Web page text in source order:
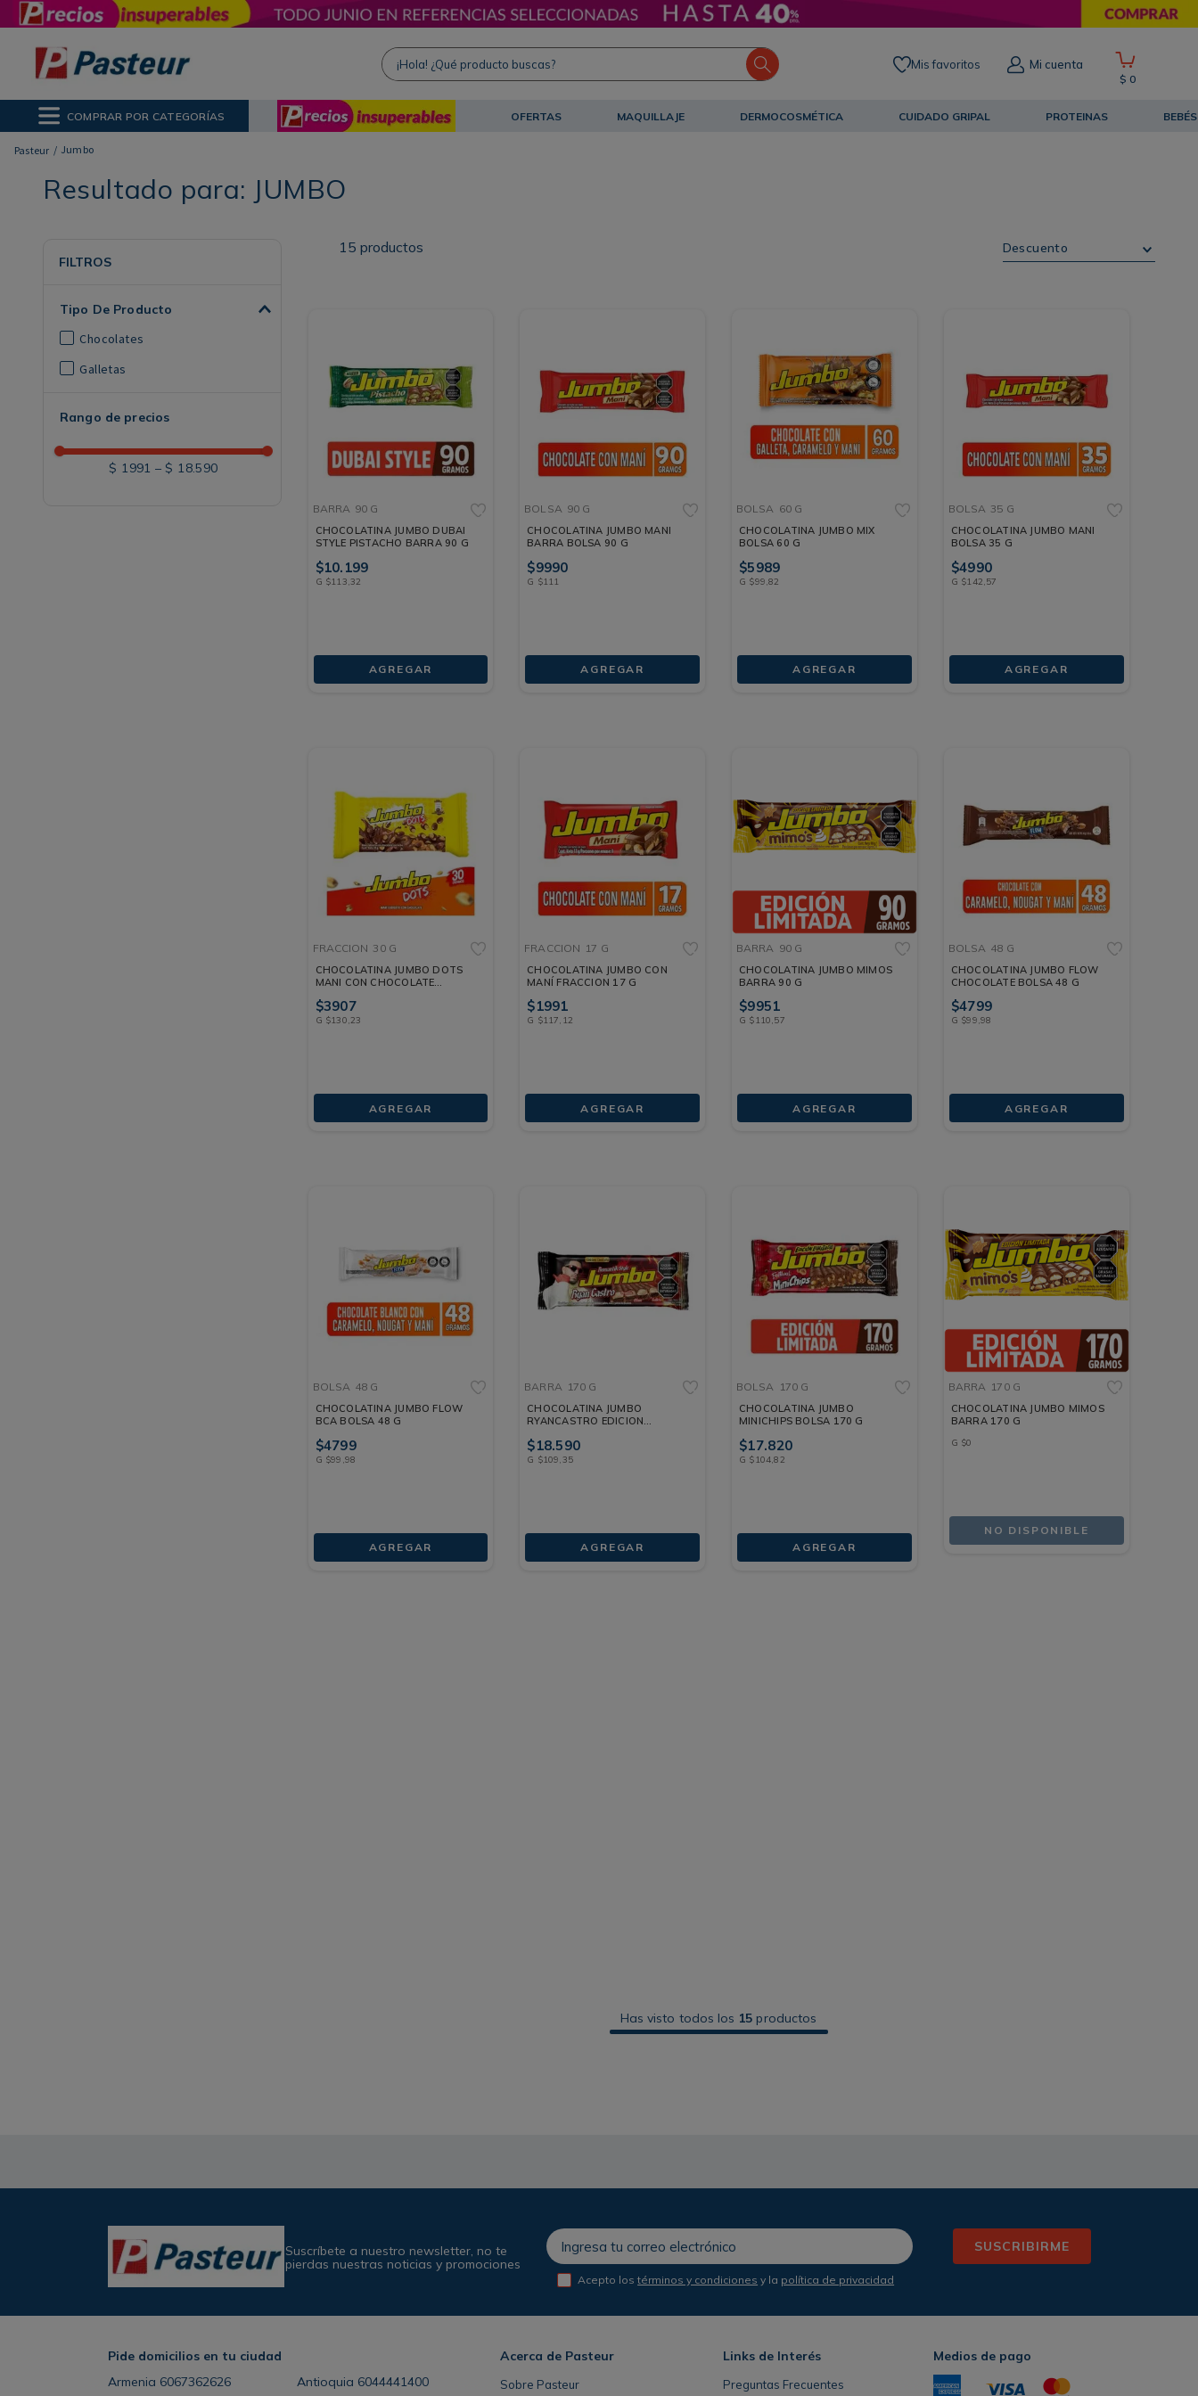
¡Hola! ¿Qué producto buscas?
Mis favoritos Mi cuenta
$ 0
COMPRAR POR CATEGORÍAS OFERTAS MAQUILLAJE DERMOCOSMÉTICA CUIDADO GRIPAL PROTEINAS BEBÉS
Jumbo
Resultado para: JUMBO
FILTROS
Tipo De Producto
Chocolates
Galletas
Rango de precios
$ 1991 – $ 18.590
15 productos Descuento
BARRA 90 G
CHOCOLATINA JUMBO DUBAI
STYLE PISTACHO BARRA 90 G
$10. 199
G $113,32
AGREGAR
BOLSA 90 G
CHOCOLATINA JUMBO MANI
BARRA BOLSA 90 G
$9990
G $111
AGREGAR
BOLSA 60 G
CHOCOLATINA JUMBO MIX
BOLSA 60 G
$5989
G $99,82
AGREGAR
BOLSA 35 G
CHOCOLATINA JUMBO MANI
BOLSA 35 G
$4990
G $142,57
AGREGAR
FRACCION 30 G
CHOCOLATINA JUMBO DOTS
MANI CON CHOCOLATE
$3907
G $130,23
AGREGAR
FRACCION 17 G
CHOCOLATINA JUMBO CON
MANÍ FRACCION 17 G
$1991
G $117, 12
AGREGAR
BARRA 90 G
CHOCOLATINA JUMBO MIMOS
BARRA 90 G
$9951
G $110,57
AGREGAR
BOLSA 48 G
CHOCOLATINA JUMBO FLOW
CHOCOLATE BOLSA 48 G
$4799
G $99,98
AGREGAR
BOLSA 48 G
CHOCOLATINA JUMBO FLOW
BCA BOLSA 48 G
$4799
G $99 98
AGREGAR
BARRA 170 G
CHOCOLATINA JUMBO
RYANCASTRO EDICION
$18.590
G $109 35
AGREGAR
BOLSA 170 G
CHOCOLATINA JUMBO
MINICHIPS BOLSA 170 G
$17.820
G $104 ,82
AGREGAR
BARRA 170 G
CHOCOLATINA JUMBO MIMOS
BARRA 170 G
G $0
NO DISPONIBLE
Has visto todos los 15 productos
Suscríbete a nuestro newsletter, no te
pierdas nuestras noticias y promociones
SUSCRIBIRME
Acepto lostérminos y condiciones y la política de privacidad
Pide domicilios en tu ciudad
Armenia 6067362626 Antioquia 6044441400
Acerca de Pasteur
Sobre Pasteur
Links de Interés
Preguntas Frecuentes
Medios de pago
MÁS BUSCADOS
Solar